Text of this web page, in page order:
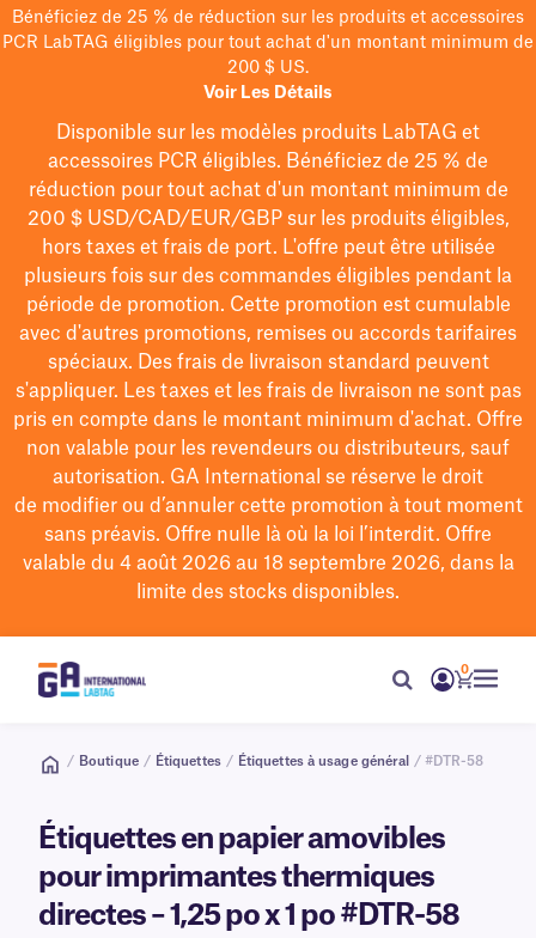
Bénéficiez de 25 % de réduction sur les produits et accessoires
PCR LabTAG éligibles pour tout achat d'un montant minimum de
200 $ US.
Voir Les Détails
Disponible sur les modèles produits LabTAG et
accessoires PCR éligibles. Bénéficiez de 25 % de
réduction pour tout achat d'un montant minimum de
200 $USD/CAD/EUR/GBPsur les produits éligibles,
hors taxes et frais de port. L'offre peut être utilisée
plusieurs fois sur des commandes éligibles pendant la
période de promotion. Cette promotion est cumulable
avec d'autres promotions, remises ou accords tarifaires
spéciaux. Des frais de livraison standard peuvent
s'appliquer. Les taxes et les frais de livraison ne sont pas
pris en compte dans le montant minimum d'achat. Offre
non valable pour les revendeurs ou distributeurs, sauf
autorisation. GA International se réserve le droit
de modifierou d’annuler cette promotion à tout moment
sans préavis. Offre nulle là où la loi l’interdit. Offre
valable du 4 août 2026 au 18 septembre 2026, dans la
limite des stocks disponibles.
0
/ Boutique / Étiquettes / Étiquettes à usage général / #DTR-58
Étiquettes en papier amovibles
pour imprimantes thermiques
directes – 1,25 po x 1 po #DTR-58